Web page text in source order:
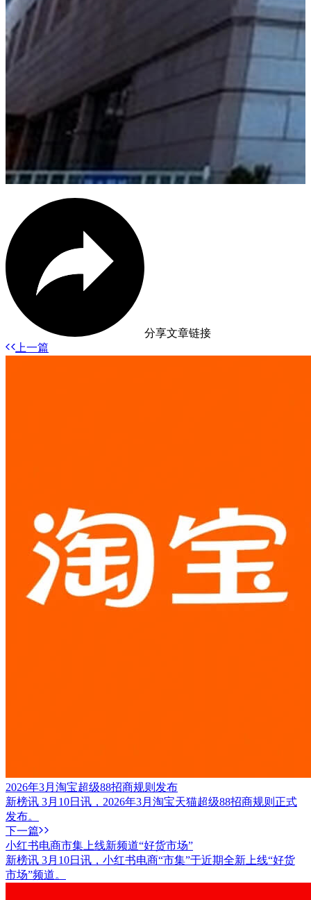
分享文章链接
上一篇
2026年3月淘宝超级88招商规则发布
新榜讯 3月10日讯，2026年3月淘宝天猫超级88招商规则正式
发布。
下一篇
小红书电商市集上线新频道“好货市场”
新榜讯 3月10日讯，小红书电商“市集”于近期全新上线“好货
市场”频道。